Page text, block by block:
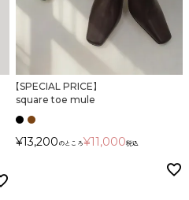
【SPECIAL PRICE】
square toe mule
¥13,200 のところ¥11,000税込